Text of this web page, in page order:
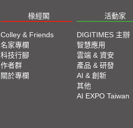
椽經閣 活動家
Colley & Friends
名家專欄
科技行腳
作者群
關於專欄
DIGITIMES 主辦
智慧應用
雲端 & 資安
產品 & 研發
AI & 創新
其他
AI EXPO Taiwan